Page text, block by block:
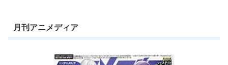
月刊アニメディア